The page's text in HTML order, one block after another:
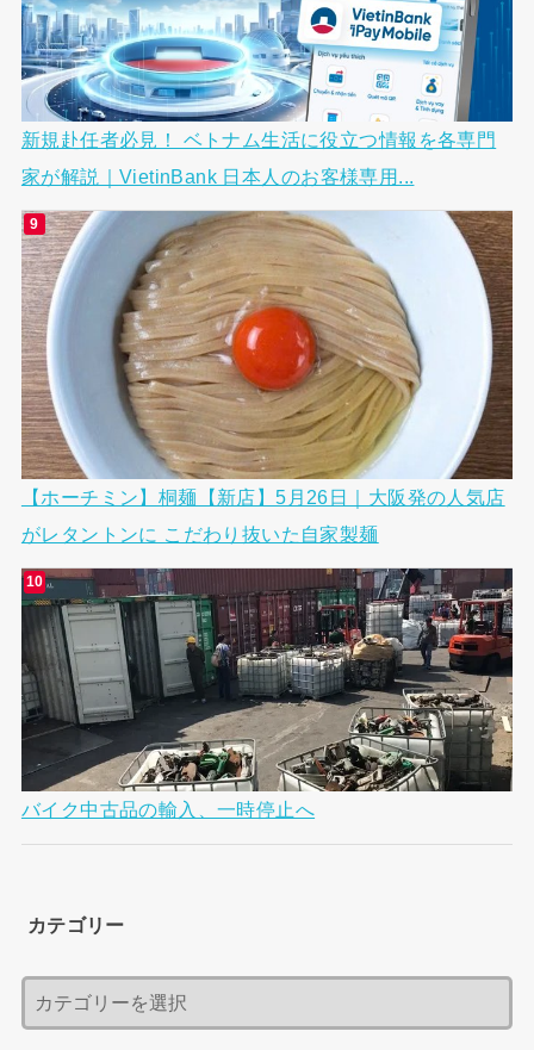
新規赴任者必見！ ベトナム生活に役立つ情報を各専門
家が解説｜VietinBank 日本人のお客様専用...
【ホーチミン】桐麺【新店】5月26日｜大阪発の人気店
がレタントンに こだわり抜いた自家製麺
バイク中古品の輸入、一時停止へ
カテゴリー